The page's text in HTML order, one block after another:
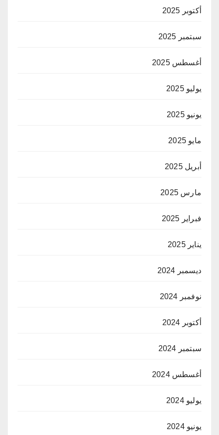
أكتوبر 2025
سبتمبر 2025
أغسطس 2025
يوليو 2025
يونيو 2025
مايو 2025
أبريل 2025
مارس 2025
فبراير 2025
يناير 2025
ديسمبر 2024
نوفمبر 2024
أكتوبر 2024
سبتمبر 2024
أغسطس 2024
يوليو 2024
يونيو 2024